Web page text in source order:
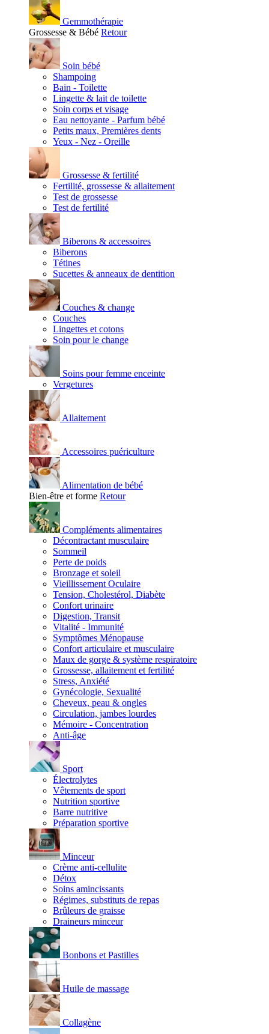
Gemmothérapie
Grossesse & Bébé Retour
Soin bébé
Shampoing
Bain - Toilette
Lingette & lait de toilette
Soin corps et visage
Eau nettoyante - Parfum bébé
Petits maux, Premières dents
Yeux - Nez - Oreille
Grossesse & fertilité
Fertilité, grossesse & allaitement
Test de grossesse
Test de fertilité
Biberons & accessoires
Biberons
Tétines
Sucettes & anneaux de dentition
Couches & change
Couches
Lingettes et cotons
Soin pour le change
Soins pour femme enceinte
Vergetures
Allaitement
Accessoires puériculture
Alimentation de bébé
Bien-être et forme Retour
Compléments alimentaires
Décontractant musculaire
Sommeil
Perte de poids
Bronzage et soleil
Vieillissement Oculaire
Tension, Cholestérol, Diabète
Confort urinaire
Digestion, Transit
Vitalité - Immunité
Symptômes Ménopause
Confort articulaire et musculaire
Maux de gorge & système respiratoire
Grossesse, allaitement et fertilité
Stress, Anxiété
Gynécologie, Sexualité
Cheveux, peau & ongles
Circulation, jambes lourdes
Mémoire - Concentration
Anti-âge
Sport
Électrolytes
Vêtements de sport
Nutrition sportive
Barre nutritive
Préparation sportive
Minceur
Crème anti-cellulite
Détox
Soins amincissants
Régimes, substituts de repas
Brûleurs de graisse
Draineurs minceur
Bonbons et Pastilles
Huile de massage
Collagène